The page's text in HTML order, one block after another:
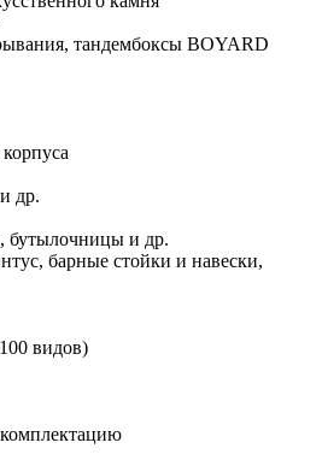
тандембоксы BOYARD
др.
бутылочницы и др.
барные стойки и навески,
видов)
комплектацию